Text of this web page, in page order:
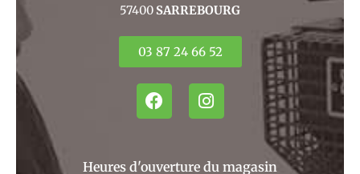
57400 SARREBOURG
03 87 24 66 52
F
a
b
I
n
a
Heures d'ouverture du magasin